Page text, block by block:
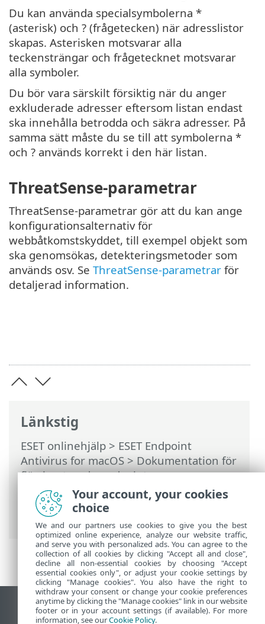
Länkstig
ESET onlinehjälp > ESET Endpoint
Antivirus for macOS > Dokumentation för
fjärrhanterade endpoints>
Produktkonfiguration i ESET PROTECT On-
Prem> Webb och e-post >
Webbåtkomstskydd
Du kan använda specialsymbolerna *
(asterisk) och ? (frågetecken) när adresslistor
skapas. Asterisken motsvarar alla
teckensträngar och frågetecknet motsvarar
alla symboler.
Du bör vara särskilt försiktig när du anger
exkluderade adresser eftersom listan endast
ska innehålla betrodda och säkra adresser. På
samma sätt måste du se till att symbolerna *
och ? används korrekt i den här listan.
ThreatSense-parametrar
ThreatSense-parametrar gör att du kan ange
konfigurationsalternativ för
webbåtkomstskyddet, till exempel objekt som
ska genomsökas, detekteringsmetoder som
används osv. Se ThreatSense-parametrar för
detaljerad information.
Visa skrivbords-webbplats
Your account, your cookies
choice
We and our partners use cookies to give you the best
optimized online experience, analyze our website traffic,
and serve you with personalized ads. You can agree to the
collection of all cookies by clicking "Accept all and close",
decline all non-essential cookies by choosing "Accept
essential cookies only", or adjust your cookie settings by
clicking "Manage cookies". You also have the right to
withdraw your consent or change your cookie preferences
anytime by clicking the "Manage cookies" link in our website
footer or in your account settings (if available). For more
information, see ourCookie Policy.